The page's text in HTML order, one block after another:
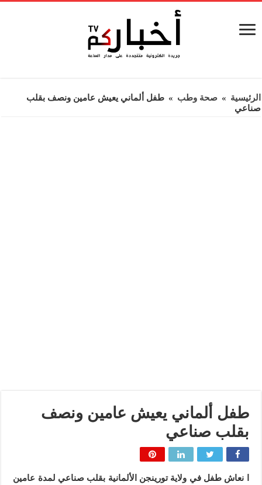
الرئيسية » صحة وطب » طفل ألماني يعيش عامين ونصف بقلب
صناعي
طفل ألماني يعيش عامين ونصف
بقلب صناعي
ا نعاش طفل في ولاية تورينجن الألمانية بقلب صناعي لمدة عامين